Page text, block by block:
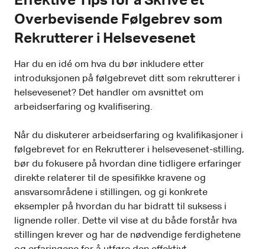
Overbevisende Følgebrev som
Rekrutterer i Helsevesenet
Har du en idé om hva du bør inkludere etter
introduksjonen på følgebrevet ditt som rekrutterer i
helsevesenet? Det handler om avsnittet om
arbeidserfaring og kvalifisering.
Når du diskuterer arbeidserfaring og kvalifikasjoner i
følgebrevet for en Rekrutterer i helsevesenet-stilling,
bør du fokusere på hvordan dine tidligere erfaringer
direkte relaterer til de spesifikke kravene og
ansvarsområdene i stillingen, og gi konkrete
eksempler på hvordan du har bidratt til suksess i
lignende roller. Dette vil vise at du både forstår hva
stillingen krever og har de nødvendige ferdighetene